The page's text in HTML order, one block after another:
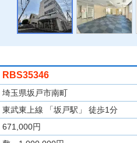
RBS35346
埼玉県坂戸市南町
東武東上線 「坂戸駅」 徒歩1分
671,000円